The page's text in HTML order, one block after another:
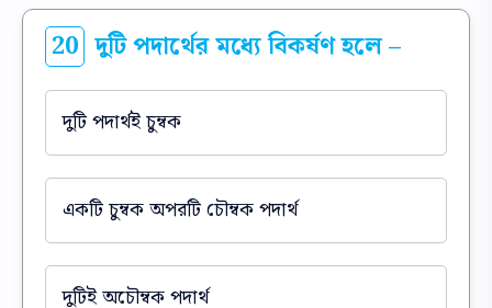
20 দুটি পদার্থের মধ্যে বিকর্ষণ হলে –
দুটি পদার্থই চুম্বক
একটি চুম্বক অপরটি চৌম্বক পদার্থ
দুটিই অচৌম্বক পদার্থ